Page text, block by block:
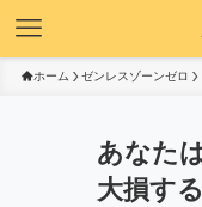
ホーム ゼンレスゾーンゼロ
あなた
大損す